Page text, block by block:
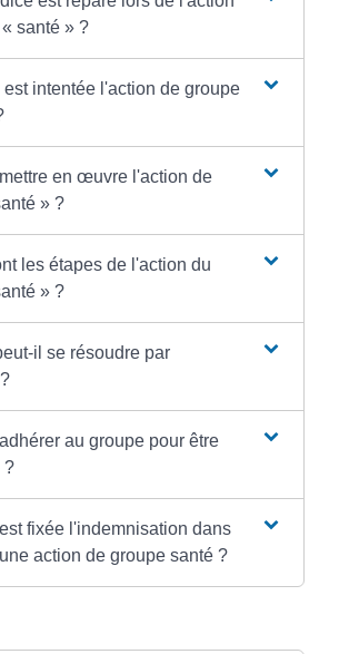
santé » ?
intentée l'action de groupe
en œuvre l'action de
» ?
les étapes de l'action du
» ?
il se résoudre par
au groupe pour être
?
fixée l'indemnisation dans
action de groupe santé ?